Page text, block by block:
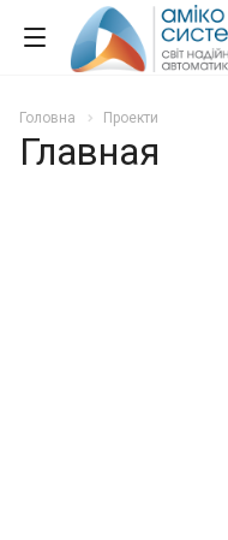
Головна Проекти
Главная